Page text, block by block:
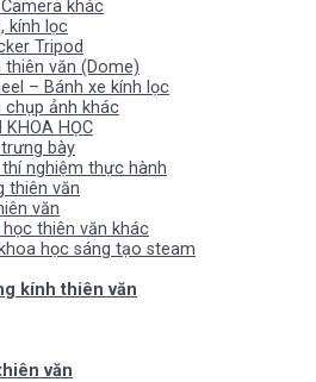
khác
kính lọc
Tripod
thiên văn (Dome)
– Bánh xe kính lọc
chụp ảnh khác
KHOA HỌC
bày
thí nghiệm thực hành
thiên văn
văn
thiên văn khác
học sáng tạo steam
kính thiên văn
văn